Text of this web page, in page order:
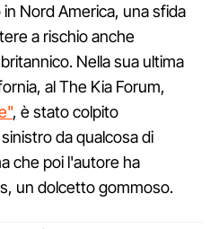
Nord America, una sfida
a rischio anche
Nella sua ultima
al The Kia Forum,
, è stato colpito
da qualcosa di
che poi l'autore ha
un dolcetto gommoso.